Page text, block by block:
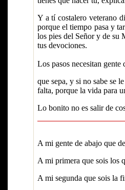
Y a tí costalero veterano
porque el tiempo pasa y
los pies del Señor y de su
tus devociones.
Los pasos necesitan gente
que sepa, y si no sabe se
falta, porque la vida para
Lo bonito no es salir de
A mi gente de abajo que
A mi primera que sois los
A mi segunda que sois la